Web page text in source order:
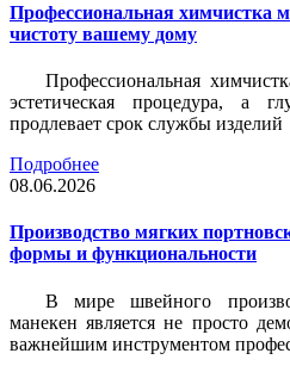
Профессиональная химчистка
чистоту вашему дому
Профессиональная
эстетическая процедура, а
продлевает срок службы изделий
Подробнее
08.06.2026
Производство мягких
формы и функциональности
В мире швейного
манекен является не просто
важнейшим инструментом